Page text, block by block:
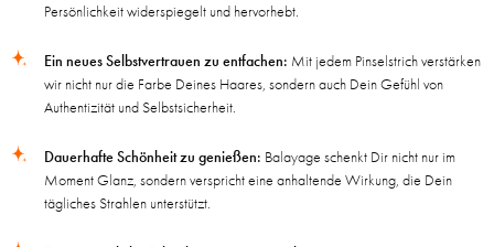
Persönlichkeit widerspiegelt und hervorhebt.
Ein neues Selbstvertrauen zu entfachen: Mit jedem Pinselstrich verstärken
wir nicht nur die Farbe Deines Haares, sondern auch Dein Gefühl von
Authentizität und Selbstsicherheit.
Dauerhafte Schönheit zu genießen: Balayage schenkt Dir nicht nur im
Moment Glanz, sondern verspricht eine anhaltende Wirkung, die Dein
tägliches Strahlen unterstützt.